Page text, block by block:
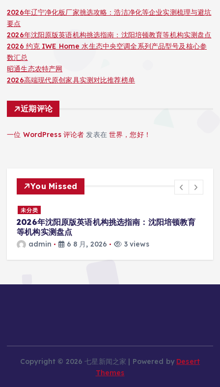
2026年辽宁净化板厂家挑选攻略：浩洁净化等企业实测梳理与避坑
要点
2026年沈阳原版英语机构挑选指南：沈阳培顿教育等机构实测盘点
2026 约克 IWE Home 水生态中央空调全系列产品型号及核心参
数汇总
昭通生态农特产网
2026高端现代原创家具实测对比推荐榜单
近期评论
一位 WordPress 评论者 发表在世界，您好！
You Missed
未分类
2026 约克 IWE Home 水生态中央空调全系列产品
型号及核心参数汇总
admin 6 8 月, 2026 5 views
Copyright © 2026 七星新闻之家 | Powered by Desert
Themes